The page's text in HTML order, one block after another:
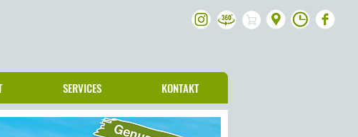
SERVICES KONTAKT